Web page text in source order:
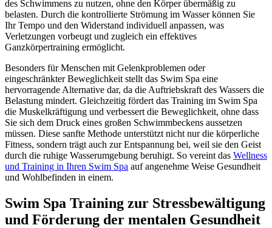
des Schwimmens zu nutzen, ohne den Körper übermäßig zu
belasten. Durch die kontrollierte Strömung im Wasser können Sie
Ihr Tempo und den Widerstand individuell anpassen, was
Verletzungen vorbeugt und zugleich ein effektives
Ganzkörpertraining ermöglicht.
Besonders für Menschen mit Gelenkproblemen oder
eingeschränkter Beweglichkeit stellt das Swim Spa eine
hervorragende Alternative dar, da die Auftriebskraft des Wassers die
Belastung mindert. Gleichzeitig fördert das Training im Swim Spa
die Muskelkräftigung und verbessert die Beweglichkeit, ohne dass
Sie sich dem Druck eines großen Schwimmbeckens aussetzen
müssen. Diese sanfte Methode unterstützt nicht nur die körperliche
Fitness, sondern trägt auch zur Entspannung bei, weil sie den Geist
durch die ruhige Wasserumgebung beruhigt. So vereint das Wellness
und Training in Ihren Swim Spa auf angenehme Weise Gesundheit
und Wohlbefinden in einem.
Swim Spa Training zur Stressbewältigung
und Förderung der mentalen Gesundheit